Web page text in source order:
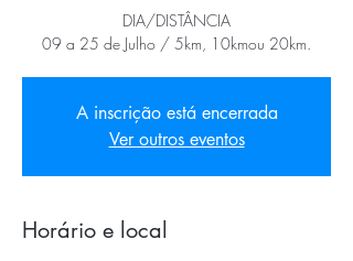
DIA/DISTÂNCIA
09 a 25 de Julho / 5km, 10kmou 20km.
A inscrição está encerrada
Ver outros eventos
Horário e local